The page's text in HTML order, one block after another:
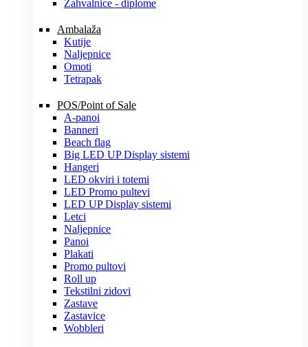
Zahvalnice - diplome
Ambalaža
Kutije
Naljepnice
Omoti
Tetrapak
POS/Point of Sale
A-panoi
Banneri
Beach flag
Big LED UP Display sistemi
Hangeri
LED okviri i totemi
LED Promo pultevi
LED UP Display sistemi
Letci
Naljepnice
Panoi
Plakati
Promo pultovi
Roll up
Tekstilni zidovi
Zastave
Zastavice
Wobbleri